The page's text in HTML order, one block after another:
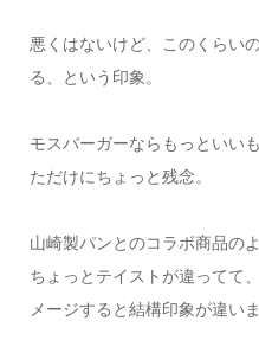
悪くはないけど、このくらい
る、という印象。
モスバーガーならもっといい
ただけにちょっと残念。
山崎製パンとのコラボ商品の
ちょっとテイストが違ってて
メージすると結構印象が違いま